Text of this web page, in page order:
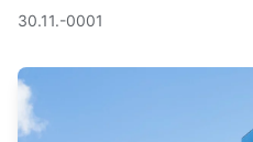
30.11.-0001